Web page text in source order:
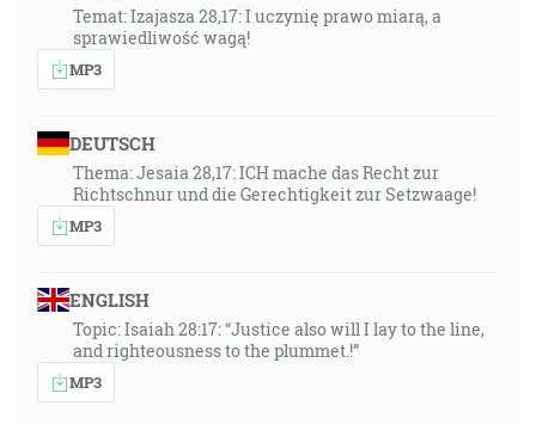
Temat: Izajasza 28,17: I uczynię prawo miarą, a
sprawiedliwość wagą!
MP3
DEUTSCH
Thema: Jesaia 28,17: ICH mache das Recht zur
Richtschnur und die Gerechtigkeit zur Setzwaage!
MP3
ENGLISH
Topic: Isaiah 28:17: “Justice also will I lay to the line,
and righteousness to the plummet.!”
MP3